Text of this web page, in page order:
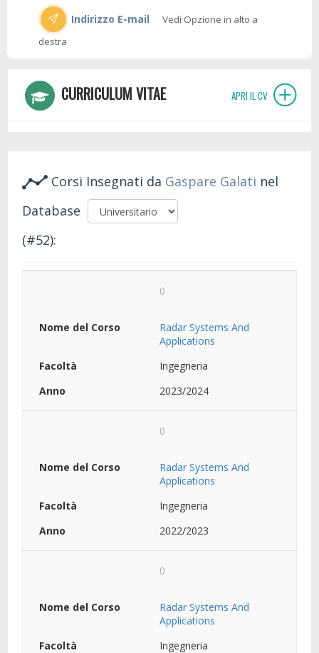
Indirizzo E-mail
Vedi Opzione in alto a
destra
CURRICULUM VITAE APRI IL CV
Corsi Insegnati da Gaspare Galati
Database
(#52):
0
Radar Systems And
Applications
Ingegneria
2023/2024
0
Radar Systems And
Applications
Ingegneria
2022/2023
0
Radar Systems And
Applications
Ingegneria